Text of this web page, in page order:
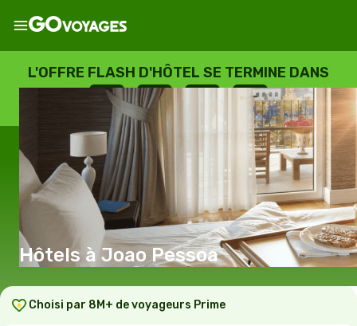
L'OFFRE FLASH D'HÔTEL SE TERMINE DANS
--
JOURS
: --
HEURES
: --
SECONDES
Hôtels à Joao Pessoa
Choisi par 8M+ de voyageurs Prime